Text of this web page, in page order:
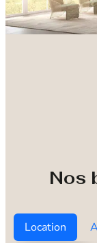
Nos
Location